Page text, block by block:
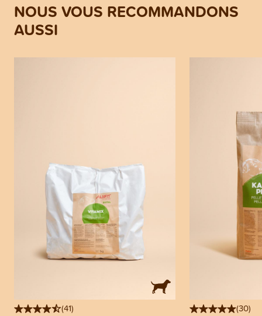
NOUS VOUS RECOMMANDONS
AUSSI
(41)
(30)